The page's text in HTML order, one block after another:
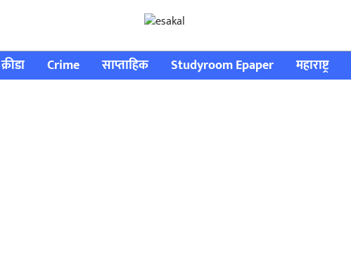
क्रीडा Crime साप्ताहिक Studyroom Epaper महाराष्ट्र